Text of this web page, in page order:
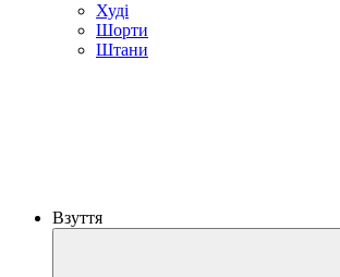
Худі
Шорти
Штани
Взуття